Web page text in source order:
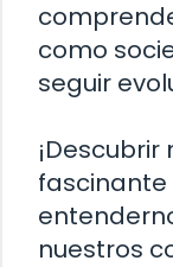
como
seguir
nuestros